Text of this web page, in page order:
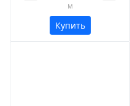
м
Купить